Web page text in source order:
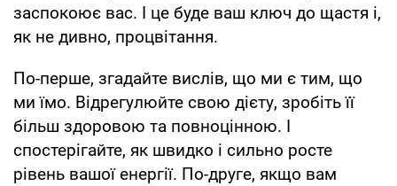
заспокоює вас. І це буде ваш ключ до щастя і,
як не дивно, процвітання.
По-перше, згадайте вислів, що ми є тим, що
ми їмо. Відрегулюйте свою дієту, зробіть її
більш здоровою та повноцінною. І
спостерігайте, як швидко і сильно росте
рівень вашої енергії. По-друге, якщо вам